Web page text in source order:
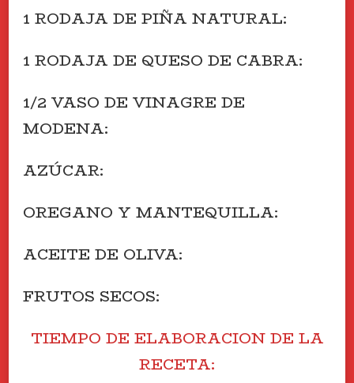
1 RODAJA DE PIÑA NATURAL:
1 RODAJA DE QUESO DE CABRA:
1/2 VASO DE VINAGRE DE
MODENA:
AZÚCAR:
OREGANO Y MANTEQUILLA:
ACEITE DE OLIVA:
FRUTOS SECOS:
TIEMPO DE ELABORACION DE LA
RECETA: